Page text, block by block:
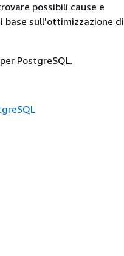
possibili cause e
base sull'ottimizzazione di
PostgreSQL.